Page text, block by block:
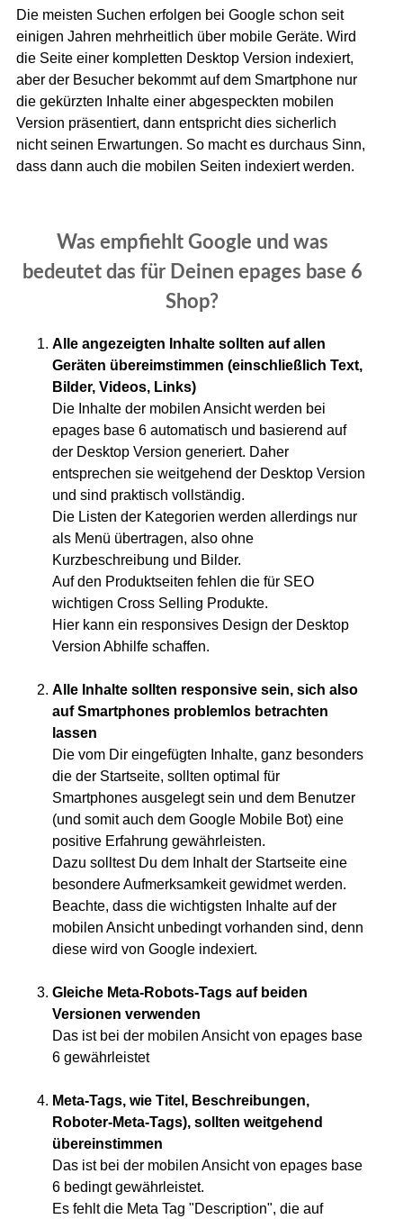
Die meisten Suchen erfolgen bei Google schon seit
einigen Jahren mehrheitlich über mobile Geräte. Wird
die Seite einer kompletten Desktop Version indexiert,
aber der Besucher bekommt auf dem Smartphone nur
die gekürzten Inhalte einer abgespeckten mobilen
Version präsentiert, dann entspricht dies sicherlich
nicht seinen Erwartungen. So macht es durchaus Sinn,
dass dann auch die mobilen Seiten indexiert werden.
Was empfiehlt Google und was
bedeutet das für Deinen epages base 6
Shop?
Alle angezeigten Inhalte sollten auf allen
Geräten übereimstimmen (einschließlich Text,
Bilder, Videos, Links)
Die Inhalte der mobilen Ansicht werden bei
epages base 6 automatisch und basierend auf
der Desktop Version generiert. Daher
entsprechen sie weitgehend der Desktop Version
und sind praktisch vollständig.
Die Listen der Kategorien werden allerdings nur
als Menü übertragen, also ohne
Kurzbeschreibung und Bilder.
Auf den Produktseiten fehlen die für SEO
wichtigen Cross Selling Produkte.
Hier kann ein responsives Design der Desktop
Version Abhilfe schaffen.
Alle Inhalte sollten responsive sein, sich also
auf Smartphones problemlos betrachten
lassen
Die vom Dir eingefügten Inhalte, ganz besonders
die der Startseite, sollten optimal für
Smartphones ausgelegt sein und dem Benutzer
(und somit auch dem Google Mobile Bot) eine
positive Erfahrung gewährleisten.
Dazu solltest Du dem Inhalt der Startseite eine
besondere Aufmerksamkeit gewidmet werden.
Beachte, dass die wichtigsten Inhalte auf der
mobilen Ansicht unbedingt vorhanden sind, denn
diese wird von Google indexiert.
Gleiche Meta-Robots-Tags auf beiden
Versionen verwenden
Das ist bei der mobilen Ansicht von epages base
6 gewährleistet
Meta-Tags, wie Titel, Beschreibungen,
Roboter-Meta-Tags), sollten weitgehend
übereinstimmen
Das ist bei der mobilen Ansicht von epages base
6 bedingt gewährleistet.
Es fehlt die Meta Tag "Description", die auf